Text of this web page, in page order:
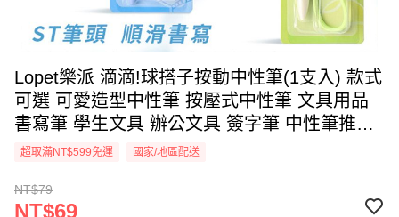
Lopet樂派 滴滴!球搭子按動中性筆(1支入) 款式
可選 可愛造型中性筆 按壓式中性筆 文具用品
書寫筆 學生文具 辦公文具 簽字筆 中性筆推薦
【DS031044】
超取滿NT$599免運 國家/地區配送
NT$79
NT$69